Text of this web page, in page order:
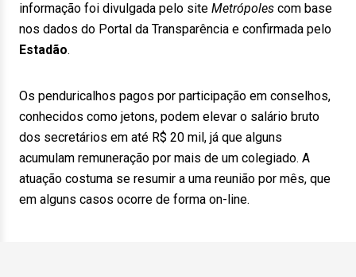
informação foi divulgada pelo site Metrópoles com base
nos dados do Portal da Transparência e confirmada pelo
Estadão.
Os penduricalhos pagos por participação em conselhos,
conhecidos como jetons, podem elevar o salário bruto
dos secretários em até R$ 20 mil, já que alguns
acumulam remuneração por mais de um colegiado. A
atuação costuma se resumir a uma reunião por mês, que
em alguns casos ocorre de forma on-line.